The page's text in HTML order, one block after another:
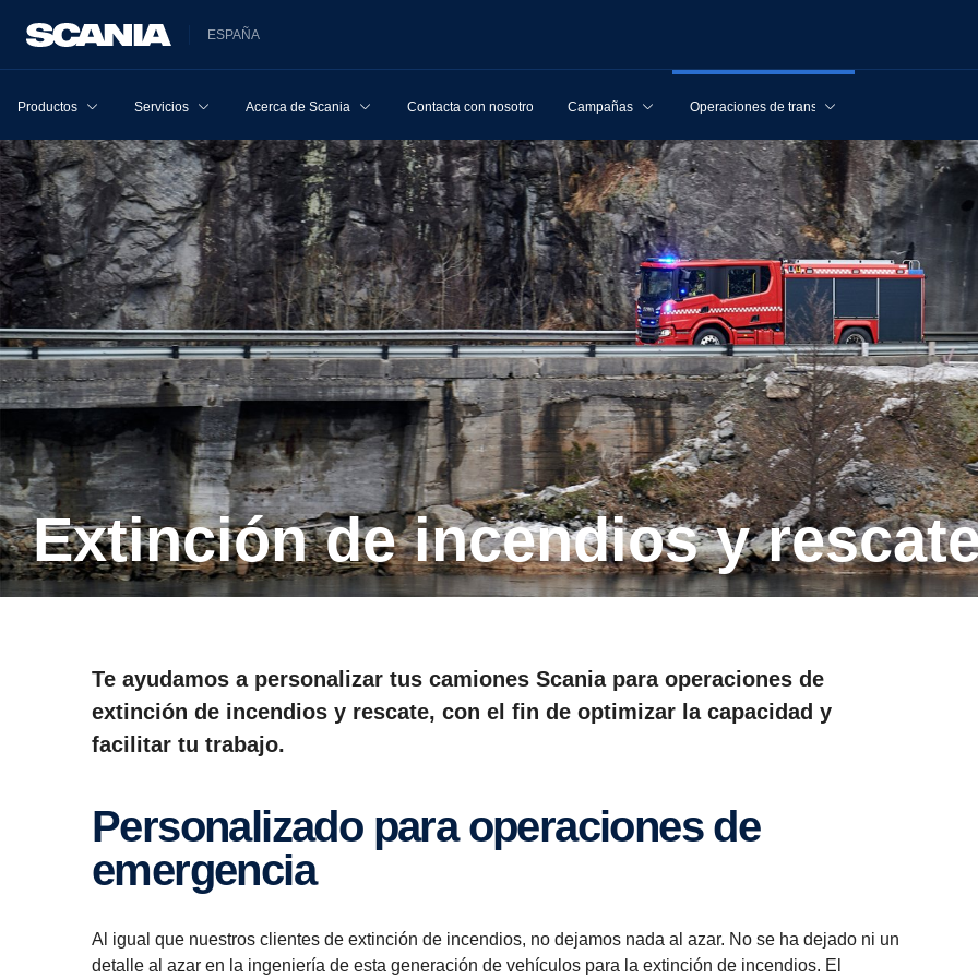
ESPAÑA
Productos Servicios Acerca de Scania Contacta con nosotros Campañas Operaciones de transporte
Extin­ción de incen­dios y
Te ayudamos a personalizar tus camiones Scania para operaciones de
extinción de incendios y rescate, con el fin de optimizar la capacidad y
facilitar tu trabajo.
Perso­na­li­zado para opera­ciones de
emergencia
Al igual que nuestros clientes de extinción de incendios, no dejamos nada al azar. No se ha dejado ni un
detalle al azar en la ingeniería de esta generación de vehículos para la extinción de incendios. El